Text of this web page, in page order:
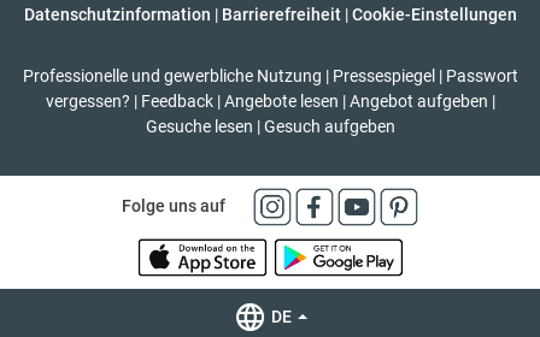
Datenschutzinformation | Barrierefreiheit | Cookie-Einstellungen
Professionelle und gewerbliche Nutzung | Pressespiegel | Passwort
vergessen? | Feedback | Angebote lesen | Angebot aufgeben |
Gesuche lesen | Gesuch aufgeben
Folge uns auf
DE